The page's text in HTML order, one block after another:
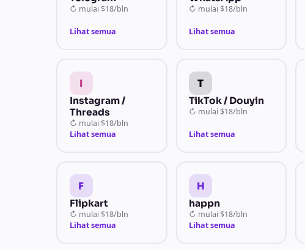
↻ mulai $18/bln
Lihat semua
↻ mulai $18/bln
Lihat semua
I
Instagram /
Threads
↻ mulai $18/bln
Lihat semua
T
TikTok / Douyin
↻ mulai $18/bln
Lihat semua
F
Flipkart
↻ mulai $18/bln
Lihat semua
H
happn
↻ mulai $18/bln
Lihat semua